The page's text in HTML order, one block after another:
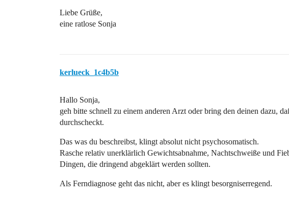
Liebe Grüße,
eine ratlose Sonja
kerlueck_1c4b5b
Hallo Sonja,
geh bitte schnell zu einem anderen Arzt oder bring den deinen dazu,
durchscheckt.
Das was du beschreibst, klingt absolut nicht psychosomatisch.
Rasche relativ unerklärlich Gewichtsabnahme, Nachtschweiße und
Dingen, die dringend abgeklärt werden sollten.
Als Ferndiagnose geht das nicht, aber es klingt besorgniserregend.